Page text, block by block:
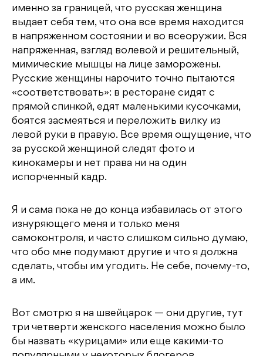
именно за границей, что русская женщина
выдает себя тем, что она все время находится
в напряженном состоянии и во всеоружии. Вся
напряженная, взгляд волевой и решительный,
мимические мышцы на лице заморожены.
Русские женщины нарочито точно пытаются
«соответствовать»: в ресторане сидят с
прямой спинкой, едят маленькими кусочками,
боятся засмеяться и переложить вилку из
левой руки в правую. Все время ощущение, что
за русской женщиной следят фото и
кинокамеры и нет права ни на один
испорченный кадр.
Я и сама пока не до конца избавилась от этого
изнуряющего меня и только меня
самоконтроля, и часто слишком сильно думаю,
что обо мне подумают другие и что я должна
сделать, чтобы им угодить. Не себе, почему-то,
а им.
Вот смотрю я на швейцарок — они другие, тут
три четверти женского населения можно было
бы назвать «курицами» или еще какими-то